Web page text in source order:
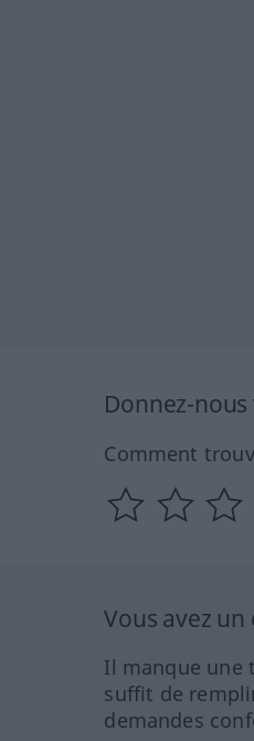
Donnez-
Comment
Vous avez
Il manque une
suffit de
demandes